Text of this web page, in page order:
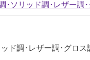
･ソリッド調･レザー調
ド調･レザー調･グロ